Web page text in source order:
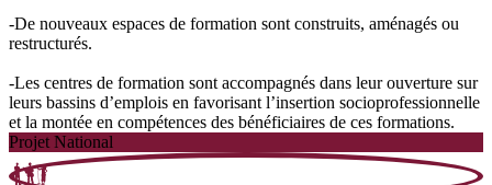
-De nouveaux espaces de formation sont construits, aménagés ou
restructurés.
-Les centres de formation sont accompagnés dans leur ouverture sur
leurs bassins d’emplois en favorisant l’insertion socioprofessionnelle
et la montée en compétences des bénéficiaires de ces formations.
Projet National